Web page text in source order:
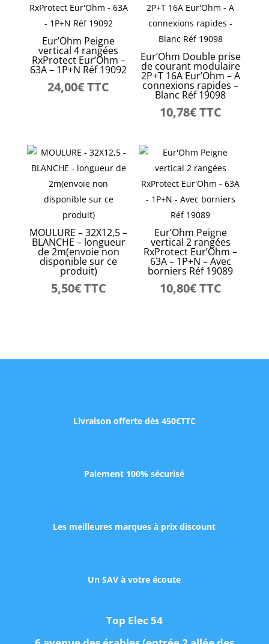
Eur’Ohm Peigne
vertical 4 rangées
RxProtect Eur’Ohm –
63A – 1P+N Réf 19092
24,00€TTC
Eur’Ohm Double prise
de courant modulaire
2P+T 16A Eur’Ohm – A
connexions rapides –
Blanc Réf 19098
10,78€TTC
MOULURE – 32X12,5 –
BLANCHE – longueur
de 2m(envoie non
disponible sur ce
produit)
5,50€TTC
Eur’Ohm Peigne
vertical 2 rangées
RxProtect Eur’Ohm –
63A – 1P+N – Avec
borniers Réf 19089
10,80€TTC
Livraison offerte dès 450€TTC
Paiement 100% sécurisé
Les meilleures marques à prix discount
Un SAV à votre écoute
Top Elec 54